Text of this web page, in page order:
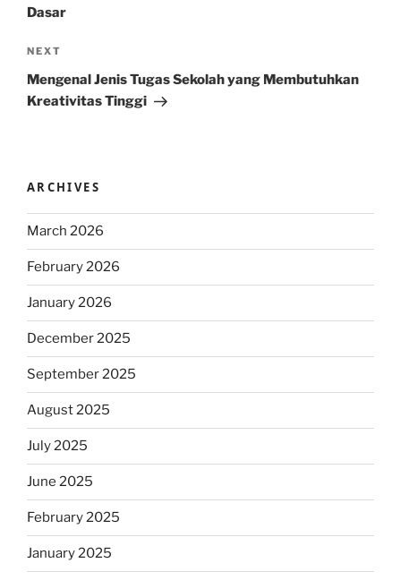
Dasar
Next
Post
NEXT
Mengenal Jenis Tugas Sekolah yang Membutuhkan
Kreativitas Tinggi
ARCHIVES
March 2026
February 2026
January 2026
December 2025
September 2025
August 2025
July 2025
June 2025
February 2025
January 2025